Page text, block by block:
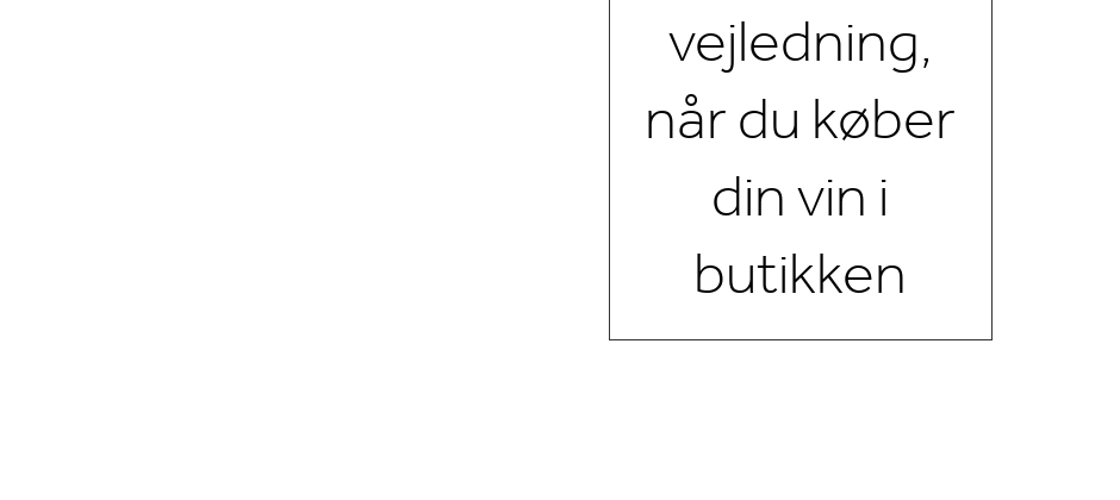
vejledning,
når du køber
din vin i
butikken